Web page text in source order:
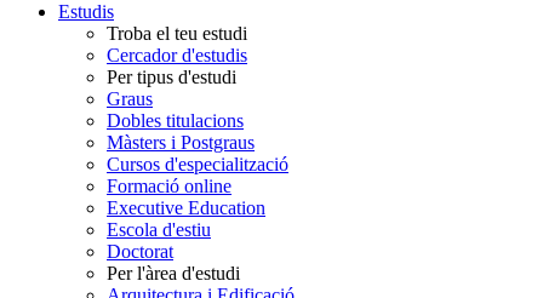
Estudis
Troba el teu estudi
Cercador d'estudis
Per tipus d'estudi
Graus
Dobles titulacions
Màsters i Postgraus
Cursos d'especialització
Formació online
Executive Education
Escola d'estiu
Doctorat
Per l'àrea d'estudi